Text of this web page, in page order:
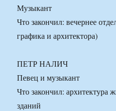
Музыкант
Что закончил: вечернее
графика и архитектора)
ПЕТР НАЛИЧ
Певец и музыкант
Что закончил:
зданий